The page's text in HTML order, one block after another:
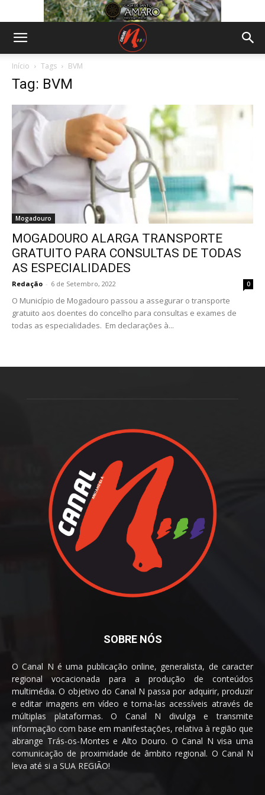
Início Tags BVM
Tag: BVM
Mogadouro
MOGADOURO ALARGA TRANSPORTE
GRATUITO PARA CONSULTAS DE TODAS
AS ESPECIALIDADES
Redação - 6 de Setembro, 2022 0
O Município de Mogadouro passou a assegurar o transporte
gratuito aos doentes do concelho para consultas e exames de
todas as especialidades. Em declarações à...
SOBRE NÓS
O Canal N é uma publicação online, generalista, de caracter
regional vocacionada para a produção de conteúdos
multimédia. O objetivo do Canal N passa por adquirir, produzir
e editar imagens em vídeo e torna-las acessíveis através de
múltiplas plataformas. O Canal N divulga e transmite
informação com base em manifestações, relativa à região que
abrange Trás-os-Montes e Alto Douro. O Canal N visa uma
comunicação de proximidade de âmbito regional. O Canal N
leva até si a SUA REGIÃO!